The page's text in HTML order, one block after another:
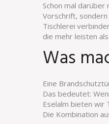
Schon mal
Vorschrift, sondern
Tischlerei
die mehr leisten
Was
Eine
Das bedeutet:
Eselalm bieten wir
Die Kombination